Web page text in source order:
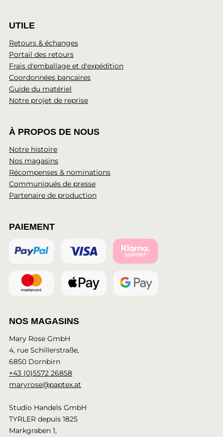
UTILE
Retours & échanges
Portail des retours
Frais d'emballage et d'expédition
Coordonnées bancaires
Guide du matériel
Notre projet de reprise
À PROPOS DE NOUS
Notre histoire
Nos magasins
Récompenses & nominations
Communiqués de presse
Partenaire de production
PAIEMENT
NOS MAGASINS
Mary Rose GmbH
4, rue Schillerstraße,
6850 Dornbirn
+43 (0)5572 26858
maryrose@paptex.at
Studio Handels GmbH
TYRLER depuis 1825
Markgraben 1,